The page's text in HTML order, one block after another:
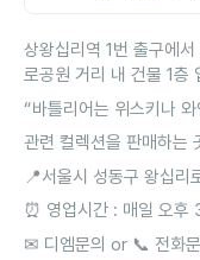
상왕십리역 1번 출구에
로공원 거리 내 건물 1층
“바틀리어는 위스키나
관련 컬렉션을 판매하는
📍서울시 성동구 왕십
⏰ 영업시간 : 매일 오
✉ 디엠문의 or 📞 전화